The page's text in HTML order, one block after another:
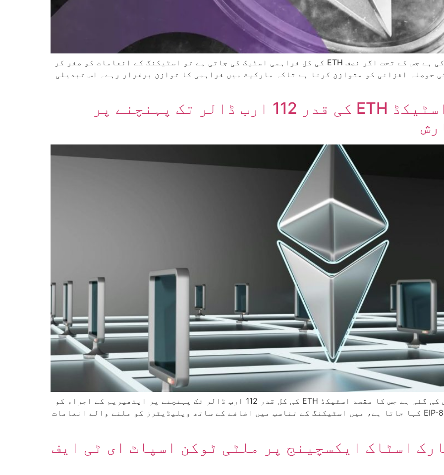
ایتھیریم کمیونٹی نے ایک نئی تجویز پیش کی ہے جس کے تحت اگر نصف ETH کی کل فراہمی اسٹیک کی جاتی ہے تو اسٹیکنگ کے انعامات کو صفر کر
حوصلہ افزائی کو متوازن کرنا ہے تاکہ مارکیٹ میں فراہمی کا توازن برقرار رہے۔ اس تبدیلی
نیا ایتھیریم تجویز: اسٹیکڈ ETH کی قدر 112 ارب ڈالر تک پہنچنے پر
ایتھیریم کمیونٹی میں ایک نئی تجویز پیش کی گئی ہے جس کا مقصد اسٹیکڈ ETH کی کل قدر 112 ارب ڈالر تک پہنچنے پر ایتھیریم کے اجراء کو
مکمل طور پر روکنا ہے۔ اس تجویز، جسے EIP-8361 کہا جاتا ہے، میں اسٹیکنگ کے تناسب میں اضافے کے ساتھ ویلیڈیٹرز کو ملنے والے انعامات
اسٹاک ایکسچینج پر ملٹی ٹوکن اسپاٹ ای ٹی ایف